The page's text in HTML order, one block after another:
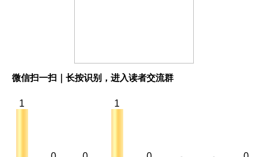
微信扫一扫｜长按识别，进入读者交流群
1 1